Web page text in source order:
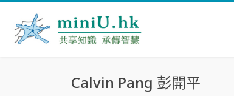
Calvin Pang 彭開平